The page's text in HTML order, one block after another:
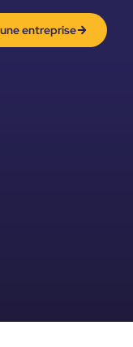
entreprise